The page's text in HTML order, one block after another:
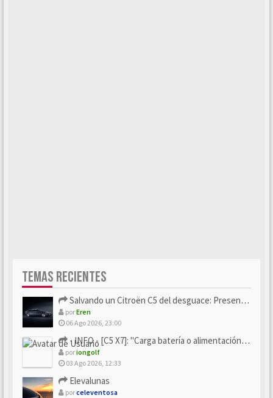
TEMAS RECIENTES
Salvando un Citroën C5 del desguace: Presentación y seguimiento
porEren
06 Ago 2026, 23:00
- INFO - [C5 X7]: "Carga batería o alimentación eléctri...
poriongolf
03 Ago 2026, 12:33
Elevalunas
porceleventosa